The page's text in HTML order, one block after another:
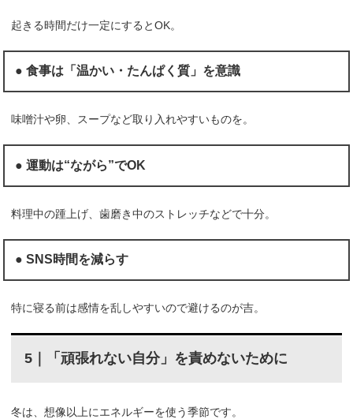
起きる時間だけ一定にするとOK。
● 食事は「温かい・たんぱく質」を意識
味噌汁や卵、スープなど取り入れやすいものを。
● 運動は“ながら”でOK
料理中の踵上げ、歯磨き中のストレッチなどで十分。
● SNS時間を減らす
特に寝る前は感情を乱しやすいので避けるのが吉。
5｜「頑張れない自分」を責めないために
冬は、想像以上にエネルギーを使う季節です。